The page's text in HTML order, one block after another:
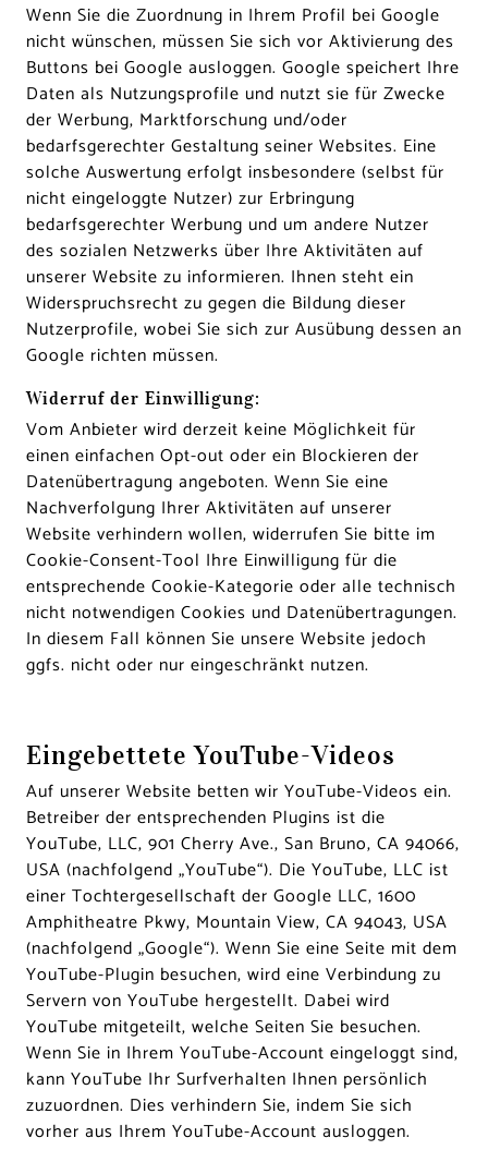
Wenn Sie die Zuordnung in Ihrem Profil bei Google
nicht wünschen, müssen Sie sich vor Aktivierung des
Buttons bei Google ausloggen. Google speichert Ihre
Daten als Nutzungsprofile und nutzt sie für Zwecke
der Werbung, Marktforschung und/oder
bedarfsgerechter Gestaltung seiner Websites. Eine
solche Auswertung erfolgt insbesondere (selbst für
nicht eingeloggte Nutzer) zur Erbringung
bedarfsgerechter Werbung und um andere Nutzer
des sozialen Netzwerks über Ihre Aktivitäten auf
unserer Website zu informieren. Ihnen steht ein
Widerspruchsrecht zu gegen die Bildung dieser
Nutzerprofile, wobei Sie sich zur Ausübung dessen an
Google richten müssen.
Widerruf der Einwilligung:
Vom Anbieter wird derzeit keine Möglichkeit für
einen einfachen Opt-out oder ein Blockieren der
Datenübertragung angeboten. Wenn Sie eine
Nachverfolgung Ihrer Aktivitäten auf unserer
Website verhindern wollen, widerrufen Sie bitte im
Cookie-Consent-Tool Ihre Einwilligung für die
entsprechende Cookie-Kategorie oder alle technisch
nicht notwendigen Cookies und Datenübertragungen.
In diesem Fall können Sie unsere Website jedoch
ggfs. nicht oder nur eingeschränkt nutzen.
Eingebettete YouTube-Videos
Auf unserer Website betten wir YouTube-Videos ein.
Betreiber der entsprechenden Plugins ist die
YouTube, LLC, 901 Cherry Ave., San Bruno, CA 94066,
USA (nachfolgend „YouTube“). Die YouTube, LLC ist
einer Tochtergesellschaft der Google LLC, 1600
Amphitheatre Pkwy, Mountain View, CA 94043, USA
(nachfolgend „Google“). Wenn Sie eine Seite mit dem
YouTube-Plugin besuchen, wird eine Verbindung zu
Servern von YouTube hergestellt. Dabei wird
YouTube mitgeteilt, welche Seiten Sie besuchen.
Wenn Sie in Ihrem YouTube-Account eingeloggt sind,
kann YouTube Ihr Surfverhalten Ihnen persönlich
zuzuordnen. Dies verhindern Sie, indem Sie sich
vorher aus Ihrem YouTube-Account ausloggen.